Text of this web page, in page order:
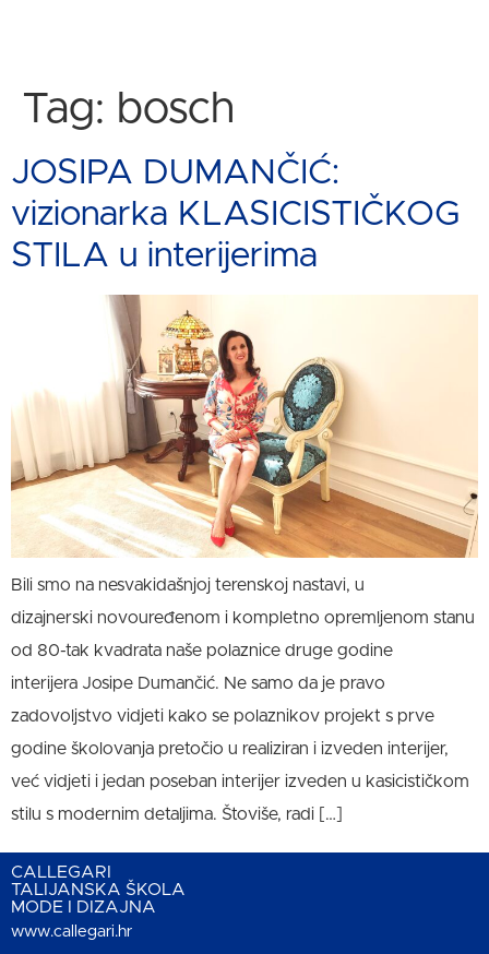
Tag: bosch
JOSIPA DUMANČIĆ:
vizionarka KLASICISTIČKOG
STILA u interijerima
Bili smo na nesvakidašnjoj terenskoj nastavi, u
dizajnerski novouređenom i kompletno opremljenom stanu
od 80-tak kvadrata naše polaznice druge godine
interijera Josipe Dumančić. Ne samo da je pravo
zadovoljstvo vidjeti kako se polaznikov projekt s prve
godine školovanja pretočio u realiziran i izveden interijer,
već vidjeti i jedan poseban interijer izveden u kasicističkom
stilu s modernim detaljima. Štoviše, radi […]
CALLEGARI
TALIJANSKA ŠKOLA
MODE I DIZAJNA
www.callegari.hr